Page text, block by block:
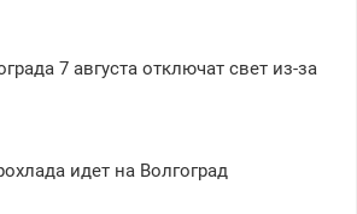
7 августа отключат свет из-за
идет на Волгоград